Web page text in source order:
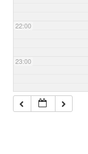
22:00
23:00